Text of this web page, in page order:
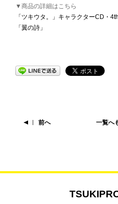
▼商品の詳細はこちら
「ツキウタ。」キャラクターCD・
「翼の詩」
前へ 一覧へ